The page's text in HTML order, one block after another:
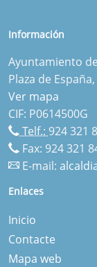
Información
Ayuntamiento
Plaza de
Ver mapa
CIF: P0614500G
Telf.: 924 321
Fax: 924 321
E-mail:
Enlaces
Inicio
Contacte
Mapa web